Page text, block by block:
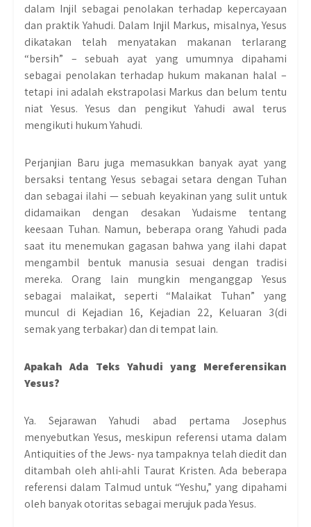
dalam Injil sebagai penolakan terhadap kepercayaan
dan praktik Yahudi. Dalam Injil Markus, misalnya, Yesus
dikatakan telah menyatakan makanan terlarang
“bersih” – sebuah ayat yang umumnya dipahami
sebagai penolakan terhadap hukum makanan halal –
tetapi ini adalah ekstrapolasi Markus dan belum tentu
niat Yesus. Yesus dan pengikut Yahudi awal terus
mengikuti hukum Yahudi.
Perjanjian Baru juga memasukkan banyak ayat yang
bersaksi tentang Yesus sebagai setara dengan Tuhan
dan sebagai ilahi — sebuah keyakinan yang sulit untuk
didamaikan dengan desakan Yudaisme tentang
keesaan Tuhan. Namun, beberapa orang Yahudi pada
saat itu menemukan gagasan bahwa yang ilahi dapat
mengambil bentuk manusia sesuai dengan tradisi
mereka. Orang lain mungkin menganggap Yesus
sebagai malaikat, seperti “Malaikat Tuhan” yang
muncul di Kejadian 16, Kejadian 22, Keluaran 3(di
semak yang terbakar) dan di tempat lain.
Apakah Ada Teks Yahudi yang Mereferensikan
Yesus?
Ya. Sejarawan Yahudi abad pertama Josephus
menyebutkan Yesus, meskipun referensi utama dalam
Antiquities of the Jews- nya tampaknya telah diedit dan
ditambah oleh ahli-ahli Taurat Kristen. Ada beberapa
referensi dalam Talmud untuk “Yeshu,” yang dipahami
oleh banyak otoritas sebagai merujuk pada Yesus.